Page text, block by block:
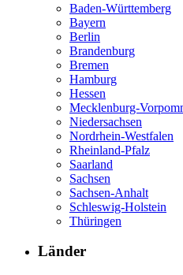
Baden-Württemberg
Bayern
Berlin
Brandenburg
Bremen
Hamburg
Hessen
Mecklenburg-
Niedersachsen
Nordrhein-Westfalen
Rheinland-Pfalz
Saarland
Sachsen
Sachsen-Anhalt
Schleswig-Holstein
Thüringen
Länder